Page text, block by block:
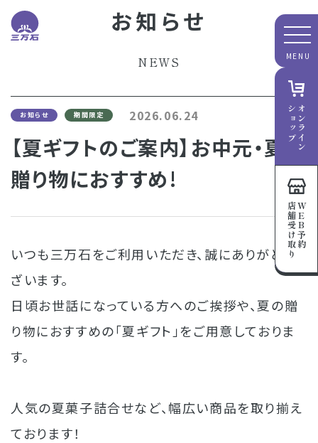
オンライン
ショップ
WEB予約
店舗受け取り
お知らせ
NEWS
お知らせ 期間限定 2026.06.24
【夏ギフトのご案内】お中元・夏の
贈り物におすすめ!
いつも三万石をご利用いただき、誠にありがとうご
ざいます。
日頃お世話になっている方へのご挨拶や、夏の贈
り物におすすめの「夏ギフト」をご用意しておりま
す。
人気の夏菓子詰合せなど、幅広い商品を取り揃え
ております！